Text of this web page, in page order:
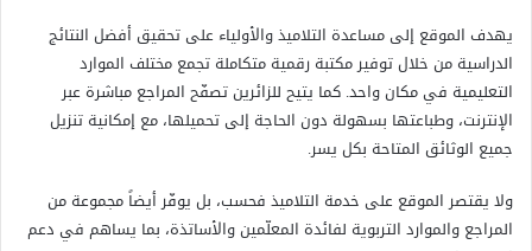
يهدف الموقع إلى مساعدة التلاميذ والأولياء على تحقيق أفضل النتائج
الدراسية من خلال توفير مكتبة رقمية متكاملة تجمع مختلف الموارد
التعليمية في مكان واحد. كما يتيح للزائرين تصفّح المراجع مباشرة عبر
الإنترنت، وطباعتها بسهولة دون الحاجة إلى تحميلها، مع إمكانية تنزيل
جميع الوثائق المتاحة بكل يسر.
ولا يقتصر الموقع على خدمة التلاميذ فحسب، بل يوفّر أيضاً مجموعة من
المراجع والموارد التربوية لفائدة المعلّمين والأساتذة، بما يساهم في دعم